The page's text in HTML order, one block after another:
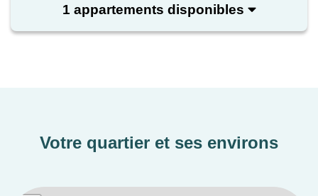
1 appartements disponibles
Votre quartier et ses environs